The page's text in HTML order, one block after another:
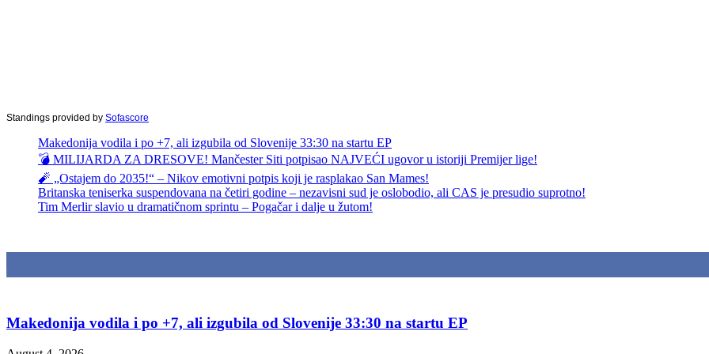
Standings provided by Sofascore
Makedonija vodila i po +7, ali izgubila od Slovenije 33:30 na startu EP
💣 MILIJARDA ZA DRESOVE! Mančester Siti potpisao NAJVEĆI ugovor u istoriji Premijer lige!
🧨 „Ostajem do 2035!“ – Nikov emotivni potpis koji je rasplakao San Mames!
Britanska teniserka suspendovana na četiri godine – nezavisni sud je oslobodio, ali CAS je presudio suprotno!
Tim Merlir slavio u dramatičnom sprintu – Pogačar i dalje u žutom!
Makedonija vodila i po +7, ali izgubila od Slovenije 33:30 na startu EP